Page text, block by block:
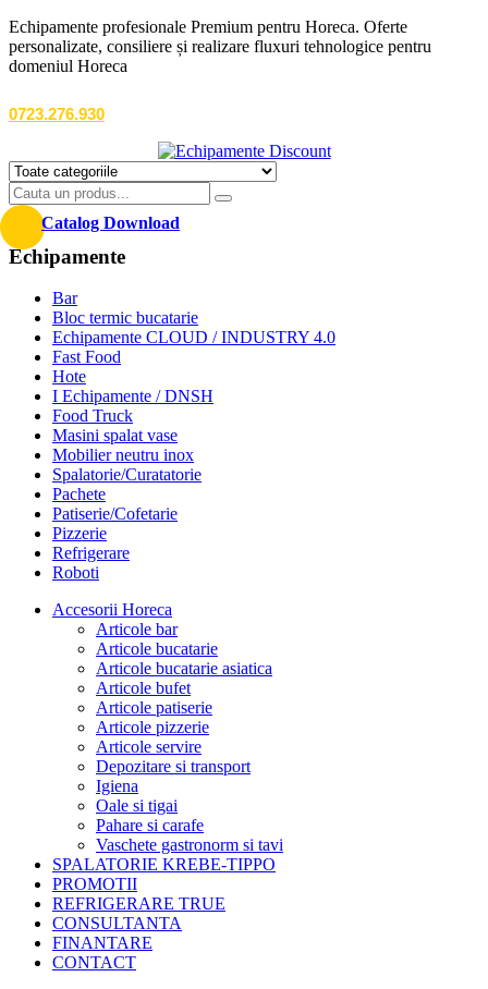
Echipamente profesionale Premium pentru Horeca. Oferte
personalizate, consiliere și realizare fluxuri tehnologice pentru
domeniul Horeca
0723.276.930
Catalog Download
Echipamente
Bar
Bloc termic bucatarie
Echipamente CLOUD / INDUSTRY 4.0
Fast Food
Hote
I Echipamente / DNSH
Food Truck
Masini spalat vase
Mobilier neutru inox
Spalatorie/Curatatorie
Pachete
Patiserie/Cofetarie
Pizzerie
Refrigerare
Roboti
Accesorii Horeca
Articole bar
Articole bucatarie
Articole bucatarie asiatica
Articole bufet
Articole patiserie
Articole pizzerie
Articole servire
Depozitare si transport
Igiena
Oale si tigai
Pahare si carafe
Vaschete gastronorm si tavi
SPALATORIE KREBE-TIPPO
PROMOTII
REFRIGERARE TRUE
CONSULTANTA
FINANTARE
CONTACT